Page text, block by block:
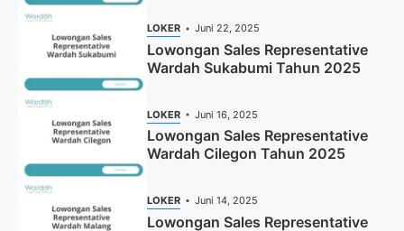
LOKER Juni 22, 2025
Lowongan Sales Representative
Wardah Sukabumi Tahun 2025
LOKER Juni 16, 2025
Lowongan Sales Representative
Wardah Cilegon Tahun 2025
LOKER Juni 14, 2025
Lowongan Sales Representative